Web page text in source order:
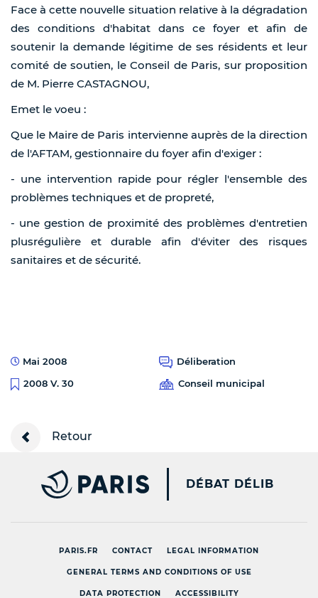
Face à cette nouvelle situation relative à la dégradation
des conditions d'habitat dans ce foyer et afin de
soutenir la demande légitime de ses résidents et leur
comité de soutien, le Conseil de Paris, sur proposition
de M. Pierre CASTAGNOU,
Emet le voeu :
Que le Maire de Paris intervienne auprès de la direction
de l'AFTAM, gestionnaire du foyer afin d'exiger :
- une intervention rapide pour régler l'ensemble des
problèmes techniques et de propreté,
- une gestion de proximité des problèmes d'entretien
plusrégulière et durable afin d'éviter des risques
sanitaires et de sécurité.
Mai 2008
Déliberation
2008 V. 30
Conseil municipal
Retour
PARIS.FR [NEW
DÉBAT DÉLIB
PARIS.FR CONTACT LEGAL INFORMATION
GENERAL TERMS AND CONDITIONS OF USE
DATA PROTECTION ACCESSIBILITY